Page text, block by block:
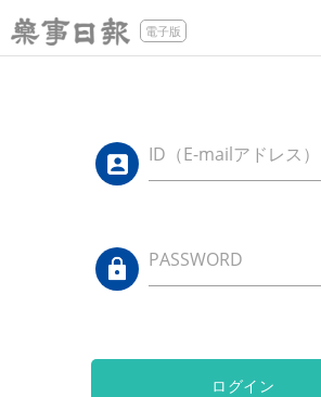
電子版
ID（E-mailアドレス）
PASSWORD
ログイン